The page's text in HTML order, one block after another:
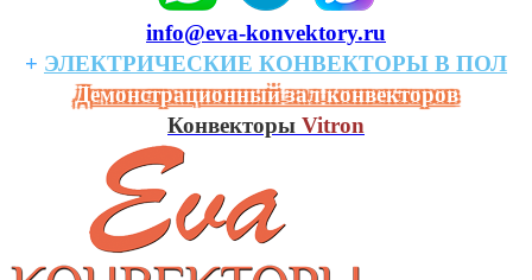
info@eva-konvektory.ru
+ ЭЛЕКТРИЧЕСКИЕ КОHВЕКТОРЫ В ПОЛ
Демонстрационный зал конвекторов
Конвекторы Vitron